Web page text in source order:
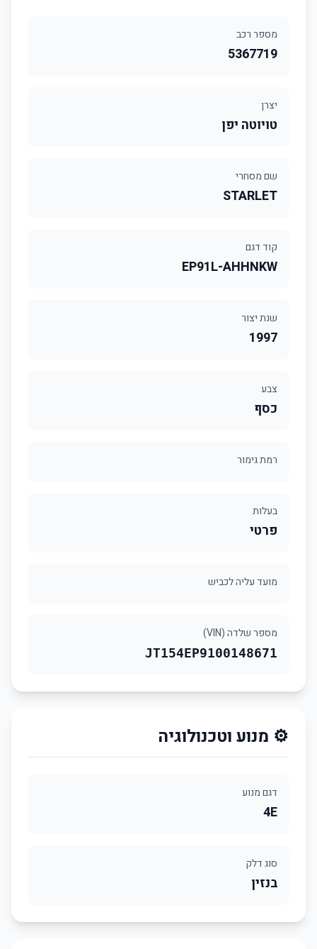
מספר רכב
5367719
יצרן
טויוטה יפן
שם מסחרי
STARLET
קוד דגם
EP91L-AHHNKW
שנת יצור
1997
צבע
כסף
רמת גימור
בעלות
פרטי
מועד עליה לכביש
מספר שלדה (VIN)
JT154EP9100148671
⚙️ מנוע וטכנולוגיה
דגם מנוע
4E
סוג דלק
בנזין